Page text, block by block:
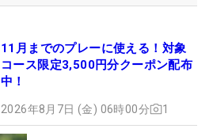
11月までのプレーに使える！対象
コース限定3,500円分クーポン配布
中！
2026年8月7日 (金) 06時00分 1